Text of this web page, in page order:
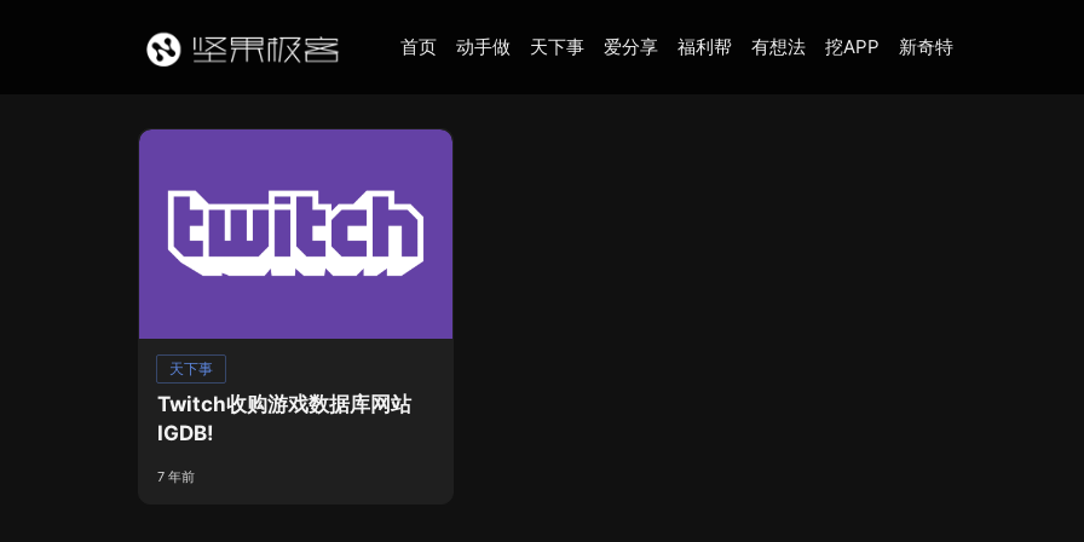
首页 动手做 天下事 爱分享 福利帮 有想法 挖APP 新奇特
天下事
Twitch收购游戏数据库网站
IGDB!
7 年前